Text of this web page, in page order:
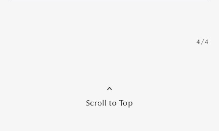
4/4
Scroll to Top